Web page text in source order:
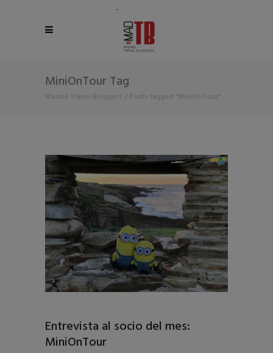
MiniOnTour Tag
Madrid Travel Bloggers / Posts tagged "MiniOnTour"
Entrevista al socio del mes:
MiniOnTour